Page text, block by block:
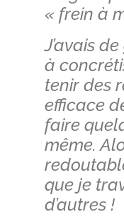
« frein à
J’avais
à
tenir des
efficace
faire
même.
que je
d’autres !